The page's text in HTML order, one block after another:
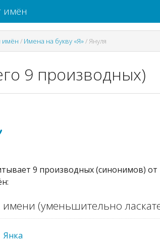
имён
имён / Имена на букву «Я»/ Януля
9 производных)
9 производных (синонимов)
(уменьшительно
Янка